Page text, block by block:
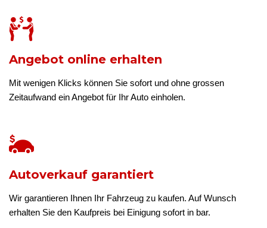
Angebot online erhalten
Mit wenigen Klicks können Sie sofort und ohne grossen
Zeitaufwand ein Angebot für Ihr Auto einholen.
Autoverkauf garantiert
Wir garantieren Ihnen Ihr Fahrzeug zu kaufen. Auf Wunsch
erhalten Sie den Kaufpreis bei Einigung sofort in bar.